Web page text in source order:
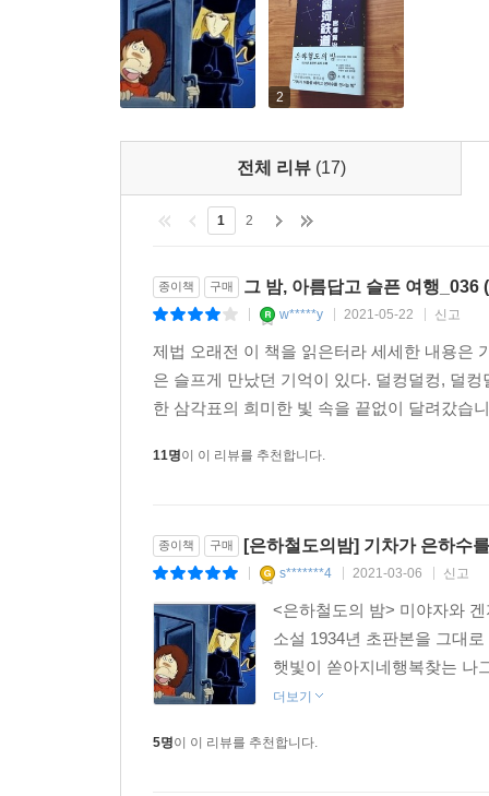
2
전체 리뷰 (17)
1 2
종이책 구매 그 밤, 아름답고 슬픈 여행_036
w*****y 2021-05-22 신고
제법 오래전 이 책을 읽은터라 세세한 내용은
은 슬프게 만났던 기억이 있다. 덜컹덜컹, 덜
한 삼각표의 희미한 빛 속을 끝없이 달려갔습
11명이 이 리뷰를 추천합니다.
종이책 구매 [은하철도의밤] 기차가 은하수
s*******4 2021-03-06 신고
<은하철도의 밤> 미야자와
소설 1934년 초판본을 그대
햇빛이 쏟아지네행복찾는 나
더보기
5명이 이 리뷰를 추천합니다.